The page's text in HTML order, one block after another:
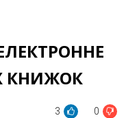
КНИЖОК
3 0